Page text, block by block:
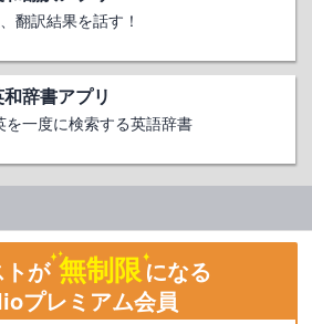
翻訳結果を話す！
辞書アプリ
を一度に検索する英語辞書
が 無制限になる
プレミアム会員